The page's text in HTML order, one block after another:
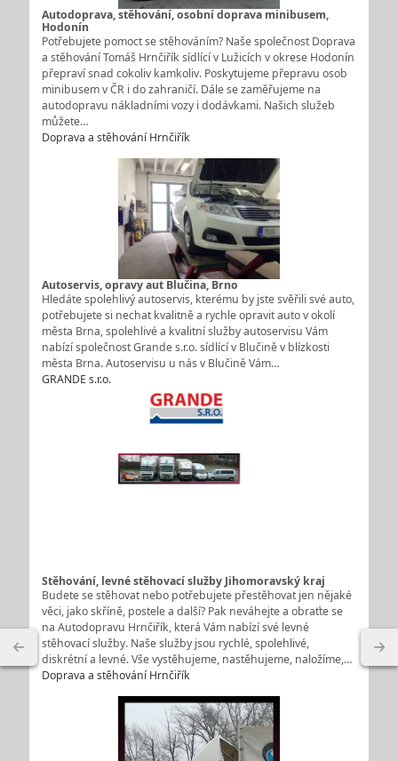
Autodoprava, stěhování, osobní doprava minibusem,
Hodonín
Potřebujete pomoct se stěhováním? Naše společnost Doprava
a stěhování Tomáš Hrnčiřík sídlící v Lužicích v okrese Hodonín
přepraví snad cokoliv kamkoliv. Poskytujeme přepravu osob
minibusem v ČR i do zahraničí. Dále se zaměřujeme na
autodopravu nákladními vozy i dodávkami. Našich služeb
můžete…
Doprava a stěhování Hrnčiřík
Autoservis, opravy aut Blučina, Brno
Hledáte spolehlivý autoservis, kterému by jste svěřili své auto,
potřebujete si nechat kvalitně a rychle opravit auto v okolí
města Brna, spolehlivé a kvalitní služby autoservisu Vám
nabízí společnost Grande s.r.o. sídlící v Blučině v blízkosti
města Brna. Autoservisu u nás v Blučině Vám…
GRANDE s.r.o.
Stěhování, levné stěhovací služby Jihomoravský kraj
Budete se stěhovat nebo potřebujete přestěhovat jen nějaké
věci, jako skříně, postele a další? Pak neváhejte a obraťte se
na Autodopravu Hrnčiřík, která Vám nabízí své levné
stěhovací služby. Naše služby jsou rychlé, spolehlivé,
diskrétní a levné. Vše vystěhujeme, nastěhujeme, naložíme,…
Doprava a stěhování Hrnčiřík